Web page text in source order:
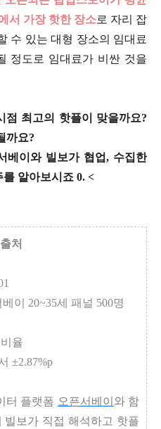
서 가장 핫한 장소로 자리 잡
수 있는 대형 장소의 임대료
정도로 임대료가 비싼 것을
점 최고의 핫플이 맞을까요?
까요?
베이와 빌보가 협업, 수집한
알아보시죠 0. <
처
이 20~35세 패널 500명
율
±2.87%p
터 플랫폼 오픈서베이 와 함
빌보가 직접 해석하고 핫플